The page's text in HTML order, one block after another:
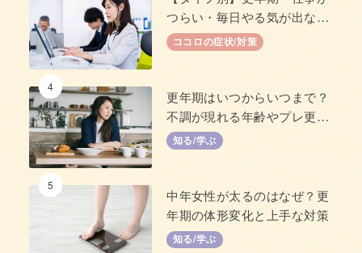
つらい・毎日やる気が出な
い」原因と対策
ココロの症状/対策
4
更年期はいつからいつまで？
不調が現れる年齢やプレ更年
期について
知る/学ぶ
5
中年女性が太るのはなぜ？更
年期の体形変化と上手な対策
知る/学ぶ